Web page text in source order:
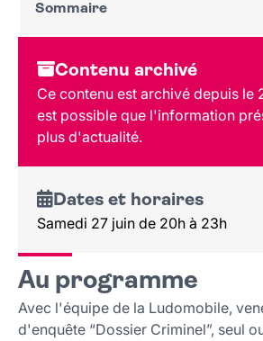
Sommaire
Dates et horaires
Au programme
Tarif et réservation
Public
Lieu et contact
Contenu archivé
Ce contenu est archivé depuis le
est possible que l'information
plus d'actualité.
Dates et horaires
Samedi 27 juin de 20h à 23h
Au programme
Avec l'équipe de la Ludomobile,
d'enquête “Dossier Criminel”, seul